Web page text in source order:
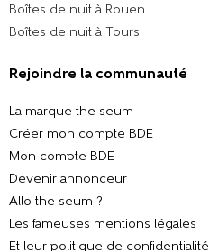
Boîtes de nuit à Rouen
Boîtes de nuit à Tours
Rejoindre la communauté
La marque the seum
Créer mon compte BDE
Mon compte BDE
Devenir annonceur
Allo the seum ?
Les fameuses mentions légales
Et leur politique de confidentialité